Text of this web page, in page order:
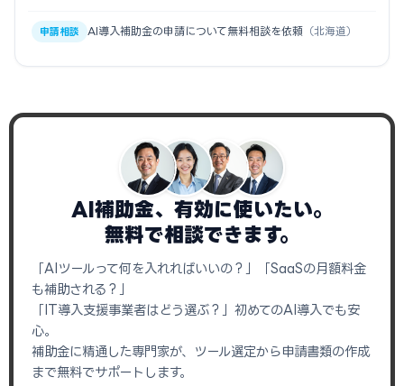
申請相談 AI導入補助金の申請について無料相談を依頼 （北海道）
AI補助金、有効に使いたい。
無料で相談できます。
「AIツールって何を入れればいいの？」「SaaSの月額料金
も補助される？」
「IT導入支援事業者はどう選ぶ？」初めてのAI導入でも安
心。
補助金に精通した専門家が、ツール選定から申請書類の作成
まで無料でサポートします。